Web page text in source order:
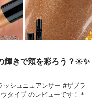
輝きで頬を彩ろう？☀️✨
シュニュアンサー #ザブラ
タイプ のレビューです！＊